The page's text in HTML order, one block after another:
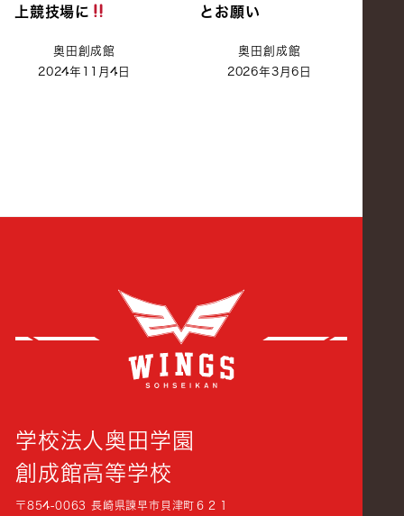
上競技場に
奥田創成館
2024年11月4日
とお願い
奥田創成館
2026年3月6日
学校法人奥田学園
創成館高等学校
〒854-0063 長崎県諫早市貝津町６２１